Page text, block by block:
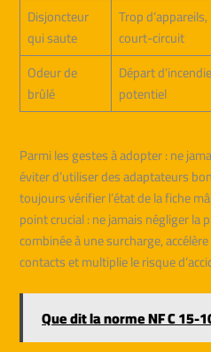
Disjoncteur
qui saute
Trop d’appareils,
court-circuit
Odeur de
brûlé
Départ d’incendie
potentiel
Parmi les gestes à adopter : ne
éviter d’utiliser des adaptateurs
toujours vérifier l’état de la fiche
point crucial : ne jamais négliger la
combinée à une surcharge,
contacts et multiplie le risque
Que dit la norme NF C 15-